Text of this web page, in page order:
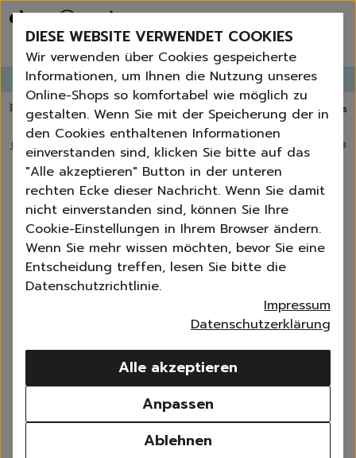
Bestseller
Angebote der Woche
Neu
Essentials für dein Zuhause
Universal & Ökoprodukte
Spring by Jenna
Sets
Reiniger
Küche
Bad | WC
Fenster | Glas | Spiegel
Möbelreiniger
Bodenreiniger
Wischmopps | Besen |
Außenreiniger
Bürsten
Zubehör
Nature All - Öko Reinigung
Waschen
Weißwäsche
Buntwäsche
Schwarzwäsche
Sportwäsche
Erneut bestellen
GANGLETTERabonnieren undbis zu 30%Rabatt erhalten!
💥 Fugenbürste gratis ab 60 € Bestellwert⭐️ 4,8 TrustPilot score📦
🏠 › Reinigung und Imprägnierung von Schuhen vor
Reinigung und Imprägnierung von
Schuhen vor Herbstregen – Teil 2
Catrin Jungs-Ziecik 05-11-2024 7 min
DIESE WEBSITE VERWENDET COOKIES
Wir verwenden über Cookies gespeicherte
Informationen, um Ihnen die Nutzung unseres
Online-Shops so komfortabel wie möglich zu
gestalten. Wenn Sie mit der Speicherung der in
den Cookies enthaltenen Informationen
einverstanden sind, klicken Sie bitte auf das
"Alle akzeptieren" Button in der unteren
rechten Ecke dieser Nachricht. Wenn Sie damit
nicht einverstanden sind, können Sie Ihre
Cookie-Einstellungen in Ihrem Browser ändern.
Wenn Sie mehr wissen möchten, bevor Sie eine
Entscheidung treffen, lesen Sie bitte die
Datenschutzrichtlinie.
Impressum
Datenschutzerklärung
Ablehnen
Anpassen
Alle akzeptieren